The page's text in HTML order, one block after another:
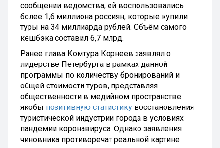
сообщении ведомства, ей воспользовались
более 1,6 миллиона россиян, которые купили
туры на 34 миллиарда рублей. Объём самого
кешбэка составил 6,7 млрд.
Ранее глава Комтура Корнеев заявлял о
лидерстве Петербурга в рамках данной
программы по количеству бронирований и
общей стоимости туров, представляя
общественности в медийном пространстве
якобы позитивную статистику восстановления
туристической индустрии города в условиях
пандемии коронавируса. Однако заявления
чиновника противоречат реальной картине